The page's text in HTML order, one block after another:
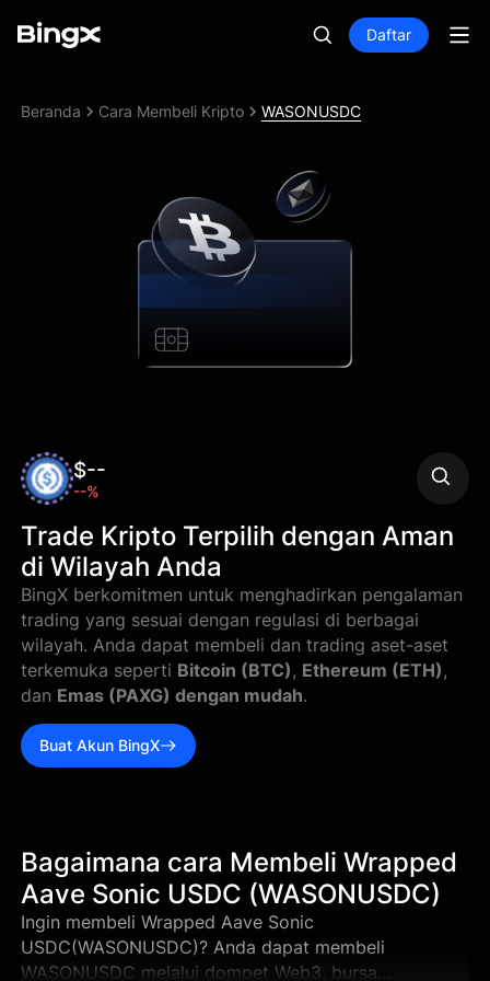
Daftar
Beranda Cara Membeli Kripto WASONUSDC
$--
--%
Trade Kripto Terpilih dengan Aman
di Wilayah Anda
BingX berkomitmen untuk menghadirkan pengalaman
trading yang sesuai dengan regulasi di berbagai
wilayah. Anda dapat membeli dan trading aset-aset
terkemuka seperti Bitcoin (BTC) , Ethereum (ETH) ,
dan Emas (PAXG) dengan mudah.
Buat Akun BingX
Bagaimana cara Membeli Wrapped
Aave Sonic USDC (WASONUSDC)
Ingin membeli Wrapped Aave Sonic
USDC(WASONUSDC)? Anda dapat membeli
WASONUSDC melalui dompet Web3, bursa